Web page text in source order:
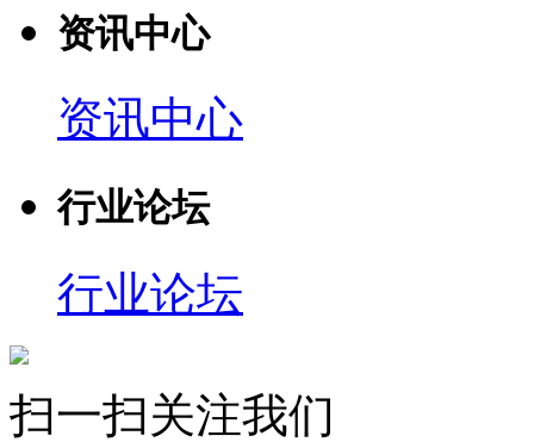
资讯中心
资讯中心
行业论坛
行业论坛
扫一扫关注我们